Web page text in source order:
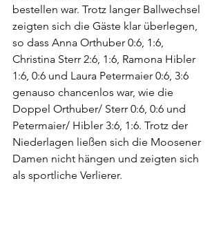
bestellen war. Trotz langer Ballwechsel
zeigten sich die Gäste klar überlegen,
so dass Anna Orthuber 0:6, 1:6,
Christina Sterr 2:6, 1:6, Ramona Hibler
1:6, 0:6 und Laura Petermaier 0:6, 3:6
genauso chancenlos war, wie die
Doppel Orthuber/ Sterr 0:6, 0:6 und
Petermaier/ Hibler 3:6, 1:6. Trotz der
Niederlagen ließen sich die Moosener
Damen nicht hängen und zeigten sich
als sportliche Verlierer.